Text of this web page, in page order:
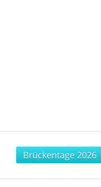
Brückentage 2026